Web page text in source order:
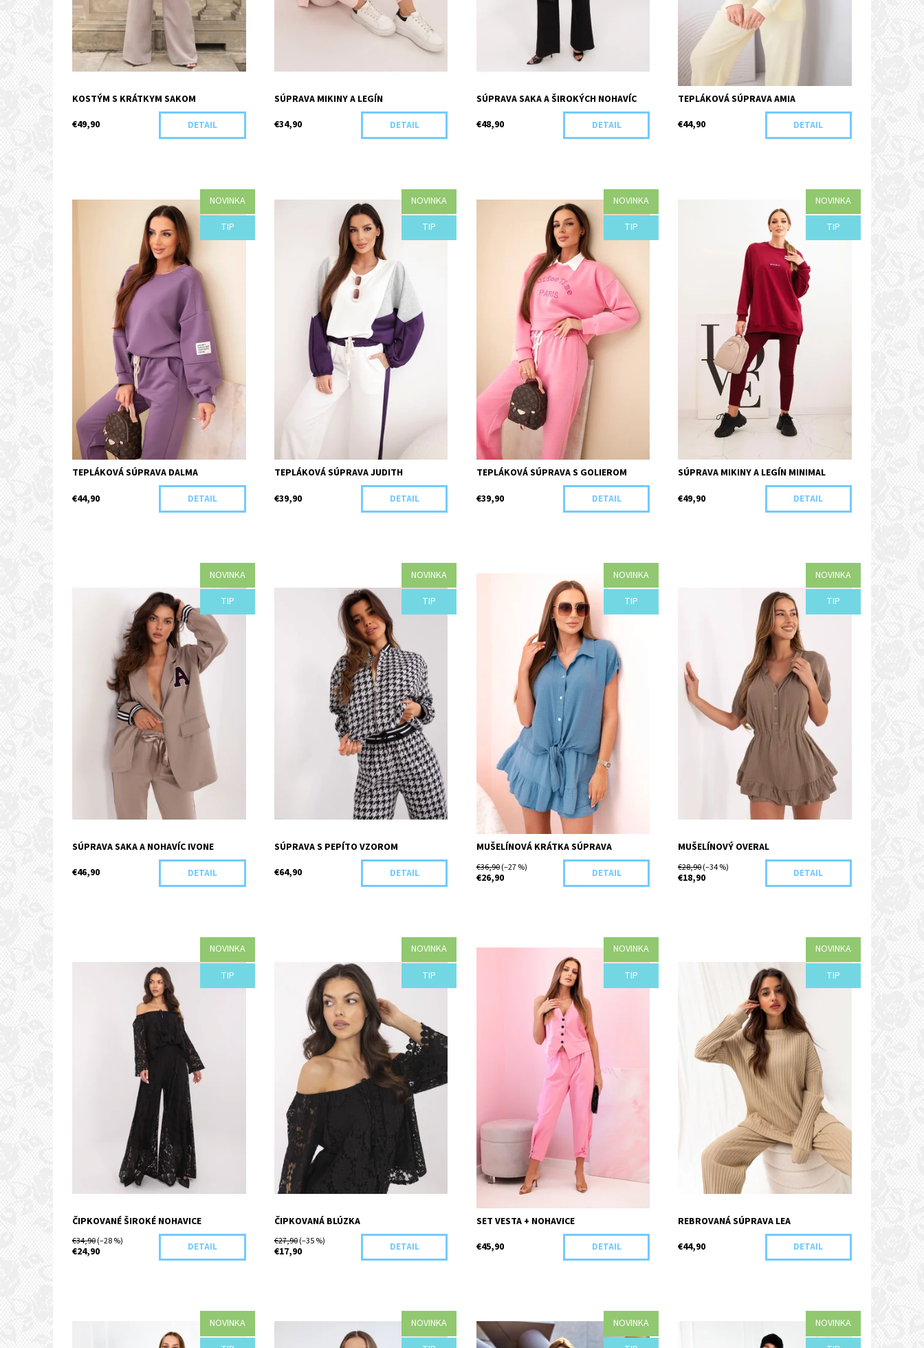
KOSTÝM S KRÁTKYM SAKOM
€49,90
DETAIL
SÚPRAVA MIKINY A LEGÍN
€34,90
DETAIL
SÚPRAVA SAKA A ŠIROKÝCH NOHAVÍC
€48,90
DETAIL
TEPLÁKOVÁ SÚPRAVA AMIA
€44,90
DETAIL
NOVINKA
TIP
Objednané
I29-44442/BIE
TEPLÁKOVÁ SÚPRAVA DALMA
€44,90
DETAIL
NOVINKA
TIP
Objednané
I25-44430/RUZ
TEPLÁKOVÁ SÚPRAVA JUDITH
€39,90
DETAIL
NOVINKA
TIP
Objednané
I24-44427/SMO
TEPLÁKOVÁ SÚPRAVA S GOLIEROM
€39,90
DETAIL
NOVINKA
TIP
Objednané
H30-44071/UNI
SÚPRAVA MIKINY A LEGÍN MINIMAL
€49,90
DETAIL
NOVINKA
TIP
Objednané
H28-44065/CIE
SÚPRAVA SAKA A NOHAVÍC IVONE
€46,90
DETAIL
NOVINKA
TIP
Objednané
H17-44032/S/M
SÚPRAVA S PEPÍTO VZOROM
€64,90
DETAIL
NOVINKA
TIP
Objednané
G02-43603/UNI/D
MUŠELÍNOVÁ KRÁTKA SÚPRAVA
€36,90(–27 %)
€26,90 DETAIL
NOVINKA
TIP
Objednané
G07-43591/HNE/UNI
MUŠELÍNOVÝ OVERAL
€28,90(–34 %)
€18,90 DETAIL
NOVINKA
TIP
Objednané
F97-43540/CIE
ČIPKOVANÉ ŠIROKÉ NOHAVICE
€34,90(–28 %)
€24,90 DETAIL
NOVINKA
TIP
Dostupnosť:
Objednané
F96-43537/CIE
ČIPKOVANÁ BLÚZKA
€27,90(–35 %)
€17,90 DETAIL
NOVINKA
TIP
Objednané
F84-43501/MOD
SET VESTA + NOHAVICE
€45,90
DETAIL
NOVINKA
TIP
Objednané
F76-43477/BEZ
REBROVANÁ SÚPRAVA LEA
€44,90
DETAIL
NOVINKA
Objednané
NOVINKA
Objednané
NOVINKA
Dostupnosť: Objednané
NOVINKA
Objednané